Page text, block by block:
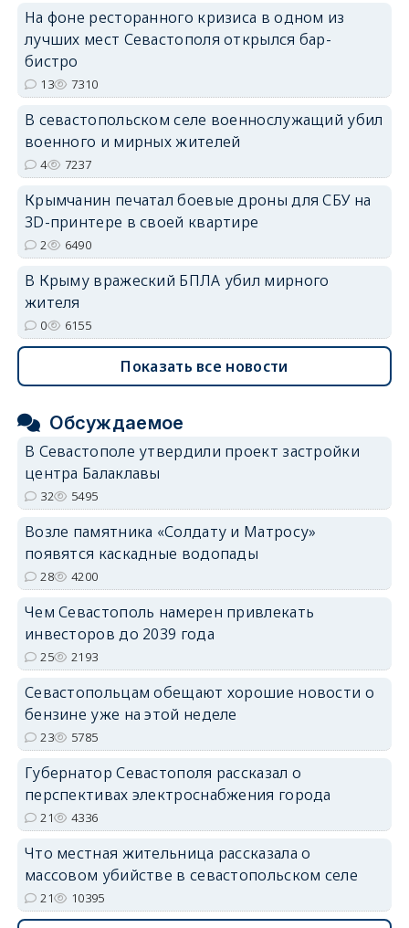
erid: 2SDnjdvhGXG
На фоне ресторанного кризиса в одном из
лучших мест Севастополя открылся бар-
бистро
13 7310
В севастопольском селе военнослужащий убил
военного и мирных жителей
4 7237
Крымчанин печатал боевые дроны для СБУ на
3D-принтере в своей квартире
2 6490
В Крыму вражеский БПЛА убил мирного
жителя
0 6155
Показать все новости
Обсуждаемое
В Севастополе утвердили проект застройки
центра Балаклавы
32 5495
Возле памятника «Солдату и Матросу»
появятся каскадные водопады
28 4200
Чем Севастополь намерен привлекать
инвесторов до 2039 года
25 2193
Севастопольцам обещают хорошие новости о
бензине уже на этой неделе
23 5785
Губернатор Севастополя рассказал о
перспективах электроснабжения города
21 4336
Что местная жительница рассказала о
массовом убийстве в севастопольском селе
21 10395